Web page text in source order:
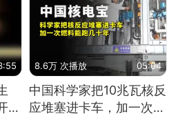
8.6万 次播放 05:04
中国科学家把10兆瓦核反
应堆塞进卡车，加一次燃